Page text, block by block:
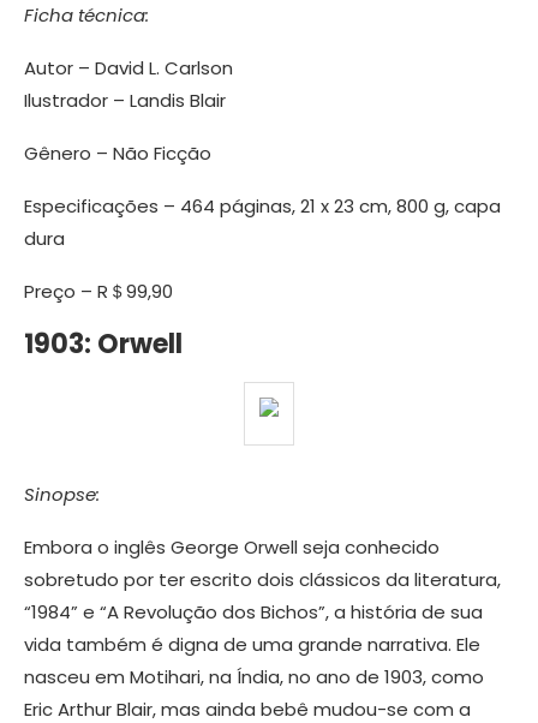
Ficha técnica:
Autor – David L. Carlson
Ilustrador – Landis Blair
Gênero – Não Ficção
Especificações – 464 páginas, 21 x 23 cm, 800 g, capa
dura
Preço – R＄99,90
1903: Orwell
Sinopse:
Embora o inglês George Orwell seja conhecido
sobretudo por ter escrito dois clássicos da literatura,
“1984” e “A Revolução dos Bichos”, a história de sua
vida também é digna de uma grande narrativa. Ele
nasceu em Motihari, na Índia, no ano de 1903, como
Eric Arthur Blair, mas ainda bebê mudou-se com a